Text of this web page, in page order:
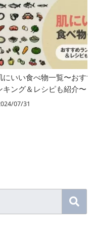
にいい食べ物一覧〜おす
キング＆レシピも紹介〜
07/31